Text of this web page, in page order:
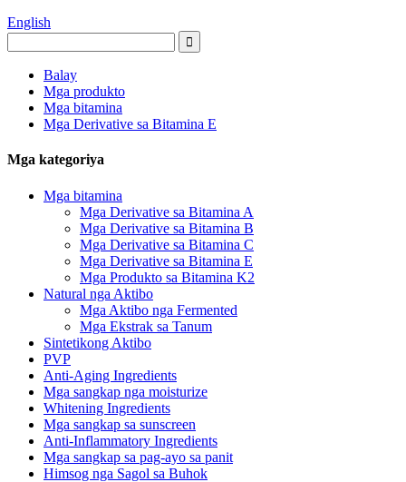
English
Balay
Mga produkto
Mga bitamina
Mga Derivative sa Bitamina E
Mga kategoriya
Mga bitamina
Mga Derivative sa Bitamina A
Mga Derivative sa Bitamina B
Mga Derivative sa Bitamina C
Mga Derivative sa Bitamina E
Mga Produkto sa Bitamina K2
Natural nga Aktibo
Mga Aktibo nga Fermented
Mga Ekstrak sa Tanum
Sintetikong Aktibo
PVP
Anti-Aging Ingredients
Mga sangkap nga moisturize
Whitening Ingredients
Mga sangkap sa sunscreen
Anti-Inflammatory Ingredients
Mga sangkap sa pag-ayo sa panit
Himsog nga Sagol sa Buhok